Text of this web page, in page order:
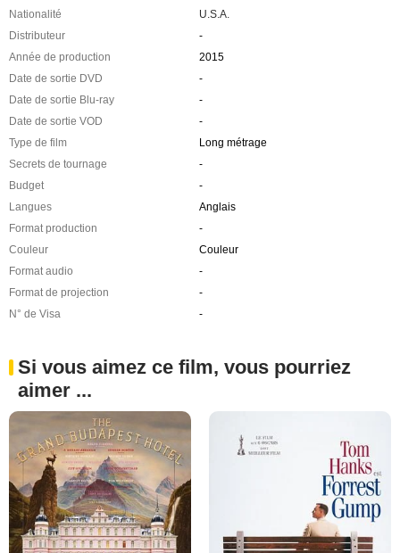
Nationalité
U.S.A.
Distributeur
-
Année de production
2015
Date de sortie DVD
-
Date de sortie Blu-ray
-
Date de sortie VOD
-
Type de film
Long métrage
Secrets de tournage
-
Budget
-
Langues
Anglais
Format production
-
Couleur
Couleur
Format audio
-
Format de projection
-
N° de Visa
-
Si vous aimez ce film, vous pourriez
aimer ...